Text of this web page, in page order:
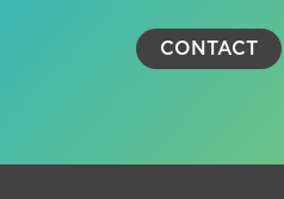
CONTACT